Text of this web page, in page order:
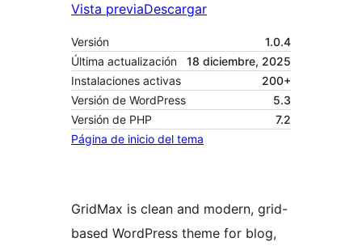
Vista previaDescargar
Versión
1.0.4
Última actualización
18 diciembre, 2025
Instalaciones activas
200+
Versión de WordPress
5.3
Versión de PHP
7.2
Página de inicio del tema
GridMax is clean and modern, grid-
based WordPress theme for blog,